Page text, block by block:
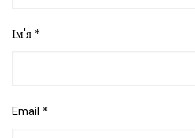
Ім'я *
Email *